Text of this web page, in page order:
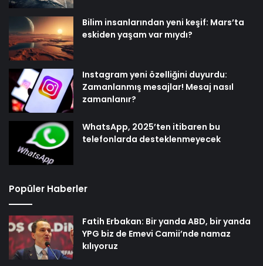
Bilim insanlarından yeni keşif: Mars’ta
eskiden yaşam var mıydı?
Instagram yeni özelliğini duyurdu:
Zamanlanmış mesajlar! Mesaj nasıl
zamanlanır?
WhatsApp, 2025’ten itibaren bu
telefonlarda desteklenmeyecek
Popüler Haberler
Fatih Erbakan: Bir yanda ABD, bir yanda
YPG biz de Emevi Camii’nde namaz
kılıyoruz